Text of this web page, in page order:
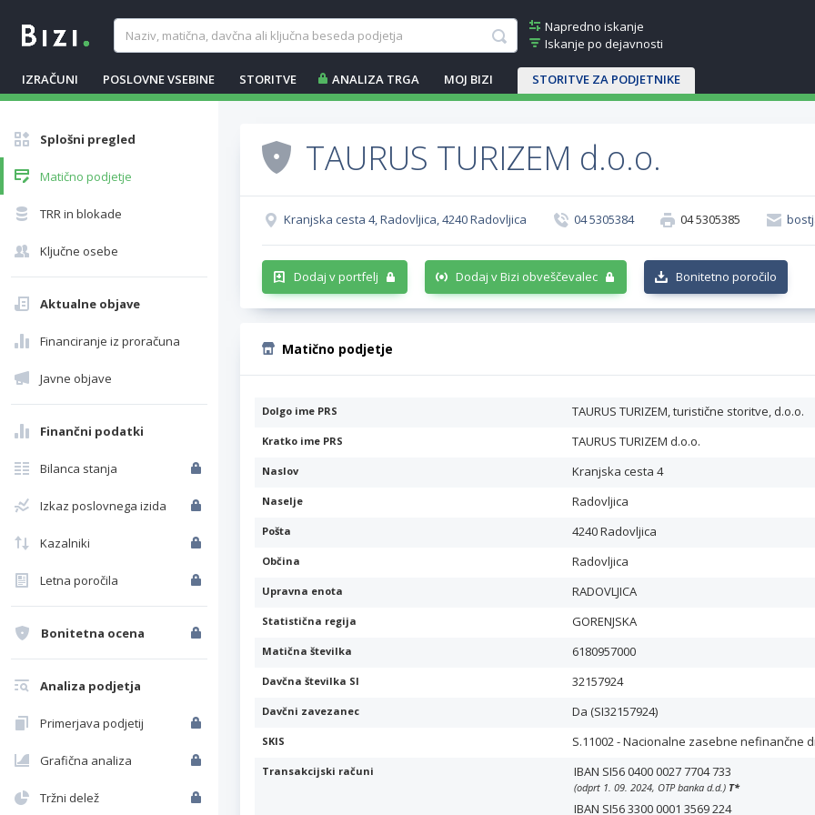
Napredno iskanje
Iskanje po dejavnosti
IZRAČUNI POSLOVNE VSEBINE STORITVE ANALIZA TRGA MOJ BIZI STORITVE ZA PODJETNIKE
Splošni pregled
Matično podjetje
TRR in blokade
Ključne osebe
Aktualne objave
Financiranje iz proračuna
Javne objave
Finančni podatki
Bilanca stanja
Izkaz poslovnega izida
Kazalniki
Letna poročila
Bonitetna ocena
Analiza podjetja
Primerjava podjetij
Grafična analiza
Tržni delež
TAURUS TURIZEM d.o.o.
Kranjska cesta 4, Radovljica, 4240 Radovljica 04 5305384 04 5305385
Dodaj v portfelj Dodaj v Bizi obveščevalec Bonitetno poročilo
Matično podjetje
Dolgo ime PRS TAURUS TURIZEM, turistične storitve, d.o.o.
Kratko ime PRS TAURUS TURIZEM d.o.o.
Naslov Kranjska cesta 4
Naselje Radovljica
Pošta 4240 Radovljica
Občina Radovljica
Upravna enota RADOVLJICA
Statistična regija GORENJSKA
Matična številka 6180957000
Davčna številka SI 32157924
Davčni zavezanec Da (SI32157924)
SKIS S.11002 - Nacionalne zasebne nefinančne
Transakcijski računi IBAN SI56 0400 0027 7704 733
(odprt 1. 09. 2024, OTP banka d.d.) T*
IBAN SI56 3300 0001 3569 224